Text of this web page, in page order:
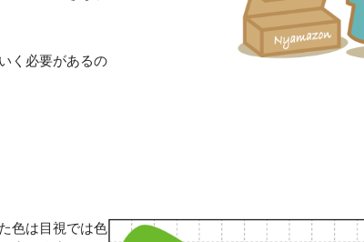
く必要があるの
色は目視では色